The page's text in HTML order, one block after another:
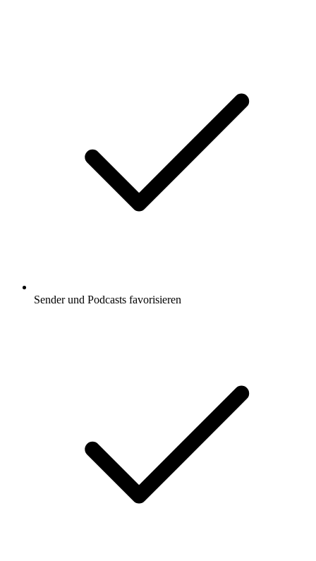
Sender und Podcasts favorisieren